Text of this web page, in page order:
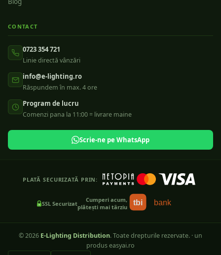
CONTACT
0723 354 721
Linie directă vânzări
info@e-lighting.ro
Răspundem în max. 4 ore
Program de lucru
Comenzi pana la 11:00 = livrare maine
Scrie-ne pe WhatsApp
PLATĂ SECURIZATĂ PRIN:
SSL Securizat
Cumperi acum,
plătești mai târziu
tbi bank
©2026 E-Lighting Distribution. Toate drepturile rezervate. · un
produs easyai.ro